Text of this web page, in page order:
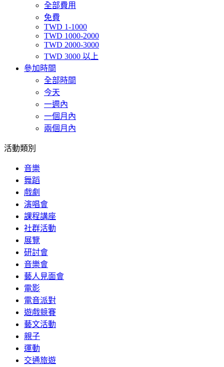
全部費用
免費
TWD 1-1000
TWD 1000-2000
TWD 2000-3000
TWD 3000 以上
參加時間
全部時間
今天
一週內
一個月內
兩個月內
活動類別
音樂
舞蹈
戲劇
演唱會
課程講座
社群活動
展覽
研討會
音樂會
藝人見面會
電影
電音派對
遊戲競賽
藝文活動
親子
運動
交通旅遊